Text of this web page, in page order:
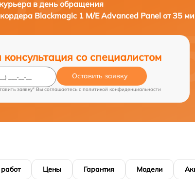
в день обращения
Blackmagic 1 M/E Advanced Panel от 35
со специалистом
Оставить заявку
заявку" Вы соглашаетесь c политикой конфиденциальности
Цены Гарантия Модели